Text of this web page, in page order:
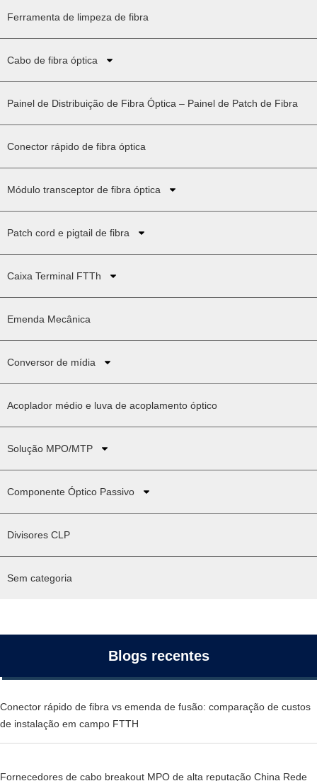
Ferramenta de limpeza de fibra
Cabo de fibra óptica
Painel de Distribuição de Fibra Óptica – Painel de Patch de Fibra
Conector rápido de fibra óptica
Módulo transceptor de fibra óptica
Patch cord e pigtail de fibra
Caixa Terminal FTTh
Emenda Mecânica
Conversor de mídia
Acoplador médio e luva de acoplamento óptico
Solução MPO/MTP
Componente Óptico Passivo
Divisores CLP
Sem categoria
Blogs recentes
Conector rápido de fibra vs emenda de fusão: comparação de custos
de instalação em campo FTTH
Fornecedores de cabo breakout MPO de alta reputação China Rede